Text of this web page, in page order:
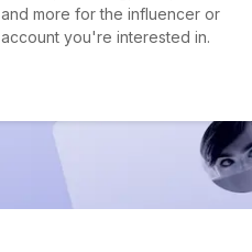
and more for the influencer or
account you're interested in.